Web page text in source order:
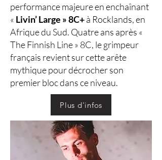
performance majeure en enchaînant
« Livin’ Large » 8C+à Rocklands, en
Afrique du Sud. Quatre ans après «
The Finnish Line » 8C, le grimpeur
français revient sur cette arête
mythique pour décrocher son
premier bloc dans ce niveau.
Plus d'infos